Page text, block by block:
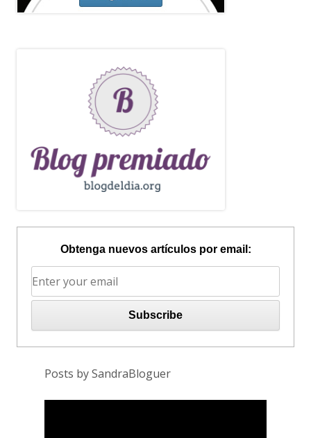
Obtenga nuevos artículos por email:
Posts by SandraBloguer